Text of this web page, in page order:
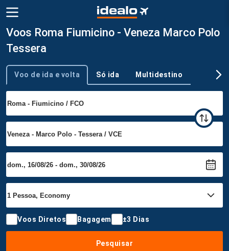
Voos Roma Fiumicino - Veneza Marco Polo
Tessera
Tipo de viagem
Voo de ida e volta Só ida Multidestino
Voos Diretos Bagagem ±3 Dias
Pesquisar